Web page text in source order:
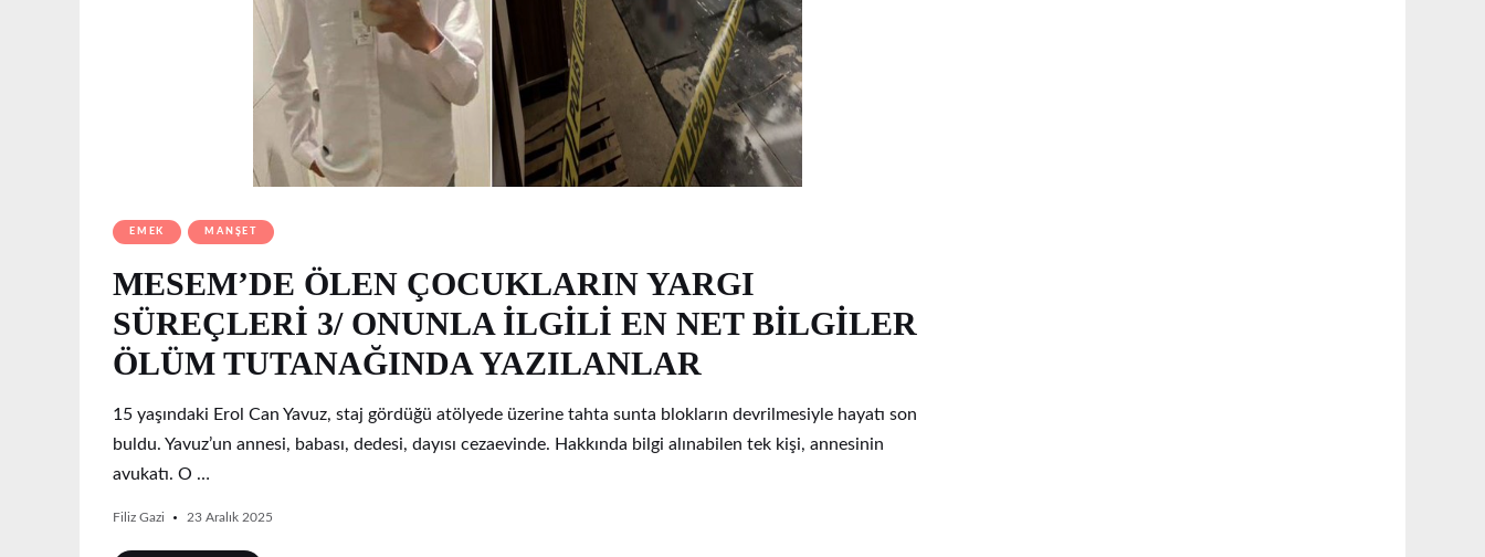
EMEK MANŞET
MESEM’DE ÖLEN ÇOCUKLARIN YARGI
SÜREÇLERİ 3/ ONUNLA İLGİLİ EN NET BİLGİLER
ÖLÜM TUTANAĞINDA YAZILANLAR
15 yaşındaki Erol Can Yavuz, staj gördüğü atölyede üzerine tahta sunta blokların devrilmesiyle hayatı son
buldu. Yavuz’un annesi, babası, dedesi, dayısı cezaevinde. Hakkında bilgi alınabilen tek kişi, annesinin
avukatı. O …
Filiz Gazi 23 Aralık 2025